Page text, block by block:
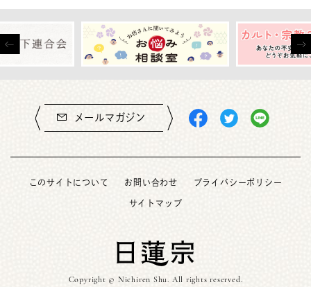
メールマガジン
このサイトについて お問い合わせ プライバシーポリシー
サイトマップ
Copyright © Nichiren Shu. All rights reserved.